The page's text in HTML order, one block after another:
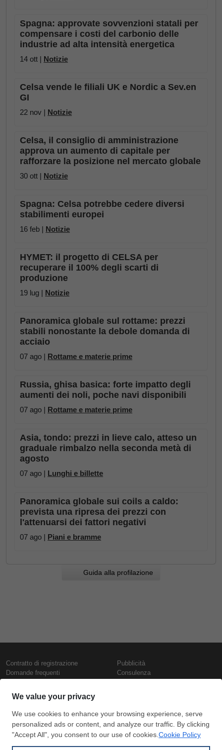
Spagna: approvate sovvenzioni statali per
compensare i costi del carbonio delle
industrie ad alta intensità energetica
14 ott | Notizie
Celsa vende le filiali UK e Nordic a Sev.en
GI
22 nov | Notizie
Celsa, il consiglio di amministrazione
approva un aumento di capitale per
rafforzare la posizione nel mercato globale
30 ott | Notizie
Spagna: Celsa potrebbe cedere diversi
stabilimenti europei
16 feb | Notizie
HYMET: il progetto di CELSA per
recuperare il 100% degli scarti di
produzione
19 lug | Notizie
Panoramica globale sul rottame: prezzi
stabili nonostante la debole domanda di
acciaio
07 ago | Rottame e materie prime
Russia, ghisa basica: forte impatto degli
aumenti dei noli, poche navi disponibili
07 ago | Rottame e materie prime
Asia, tondo: prezzi in lieve calo, atteso un
graduale rimbalzo nella seconda metà di
agosto
07 ago | Lunghi e billette
Panoramica globale sui coils a caldo:
prevista una ripresa dei prezzi con
l'attenuarsi dei fattori negativi
07 ago | Piani e bramme
Guida alla profilazione
Contratto di registrazione
Domande frequenti
Presentazione
Contattaci
Termini di utilizzo
Politica di riservatezza
Pubblicità
Consulenza
Prezzi e indici